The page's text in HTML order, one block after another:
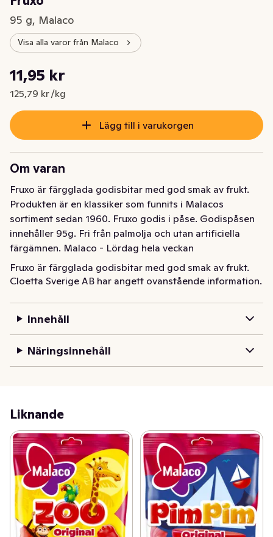
95 g, Malaco
Visa alla varor från Malaco
Nuvarande pris är: 11,95 kr
11,95 kr
125,79 kr /kg
Styckpris: 125,79 kr /kg
Lägg till i varukorgen
Om varan
Fruxo är färgglada godisbitar med god smak av frukt.
Produkten är en klassiker som funnits i Malacos
sortiment sedan 1960. Fruxo godis i påse. Godispåsen
innehåller 95g. Fri från palmolja och utan artificiella
färgämnen. Malaco - Lördag hela veckan
Fruxo är färgglada godisbitar med god smak av frukt.
Produkten är en klassiker som funnits i Malacos
färgämnen. Malaco - Lördag hela veckan
Cloetta Sverige AB har angett ovanstående information.
Innehåll
Näringsinnehåll
Liknande